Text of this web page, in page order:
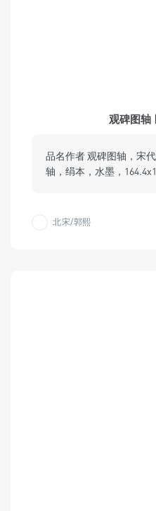
观碑图轴
品名作者 观碑图轴，宋
轴，绢本，水墨，
北宋/郭熙